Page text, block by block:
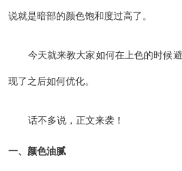
说就是暗部的颜色饱和度过高了。
今天就来教大家如何在上色的时候
现了之后如何优化。
话不多说，正文来袭！
一、颜色油腻